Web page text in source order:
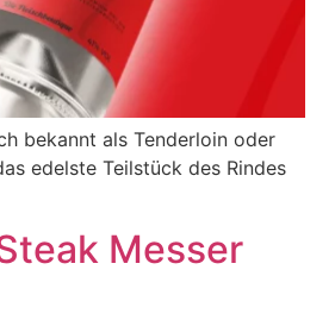
bekannt als Tenderloin oder
edelste Teilstück des Rindes
Messer